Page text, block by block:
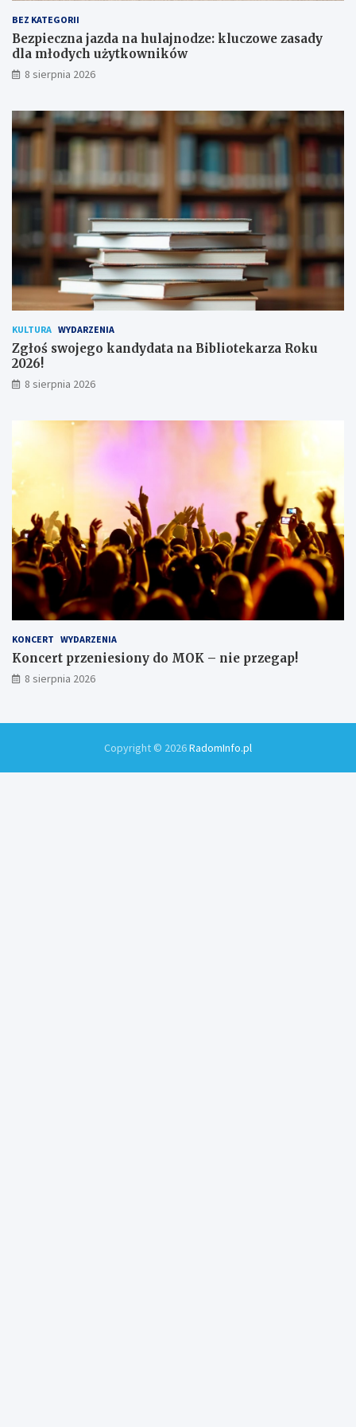
a
p
o
d
p
a
n
!
y
d
l
a
m
d
y
h
u
ż
o
n
i
ó
w
BEZ KATEGORII
Bezpieczna jazda na hulajnodze: kluczowe zasady
dla młodych użytkowników
8 sierpnia 2026
KULTURA WYDARZENIA
Zgłoś swojego kandydata na Bibliotekarza Roku
2026!
8 sierpnia 2026
KONCERT WYDARZENIA
Koncert przeniesiony do MOK – nie przegap!
8 sierpnia 2026
Copyright © 2026RadomInfo.pl